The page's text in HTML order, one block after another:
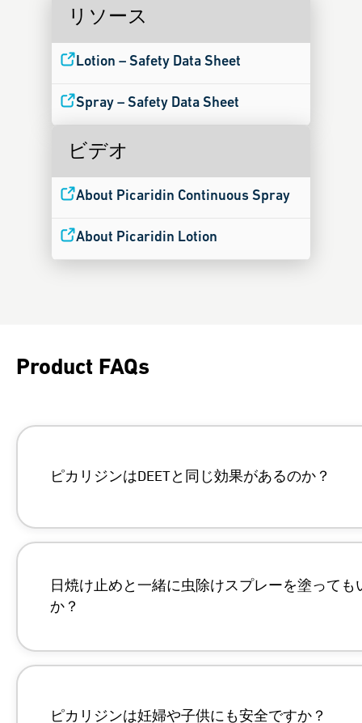
リソース
Lotion – Safety Data Sheet
Spray – Safety Data Sheet
ビデオ
About Picaridin Continuous Spray
About Picaridin Lotion
Product FAQs
ピカリジンはDEETと同じ効果があるのか？
日焼け止めと一緒に虫除けスプレーを塗っても
か？
ピカリジンは妊婦や子供にも安全ですか？